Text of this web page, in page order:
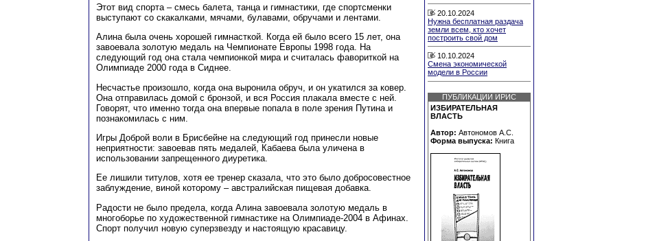
Этот вид спорта – смесь балета, танца и гимнастики, где спортсменки
выступают со скакалками, мячами, булавами, обручами и лентами.
Алина была очень хорошей гимнасткой. Когда ей было всего 15 лет, она
завоевала золотую медаль на Чемпионате Европы 1998 года. На
следующий год она стала чемпионкой мира и считалась фавориткой на
Олимпиаде 2000 года в Сиднее.
Несчастье произошло, когда она выронила обруч, и он укатился за ковер.
Она отправилась домой с бронзой, и вся Россия плакала вместе с ней.
Говорят, что именно тогда она впервые попала в поле зрения Путина и
познакомилась с ним.
Игры Доброй воли в Брисбейне на следующий год принесли новые
неприятности: завоевав пять медалей, Кабаева была уличена в
использовании запрещенного диуретика.
Ее лишили титулов, хотя ее тренер сказала, что это было добросовестное
заблуждение, виной которому – австралийская пищевая добавка.
Радости не было предела, когда Алина завоевала золотую медаль в
многоборье по художественной гимнастике на Олимпиаде-2004 в Афинах.
Спорт получил новую суперзвезду и настоящую красавицу.
20.10.2024
Нужна бесплатная раздача
земли всем, кто хочет
построить свой дом
10.10.2024
Смена экономической
модели в России
ПУБЛИКАЦИИ ИРИС
ИЗБИРАТЕЛЬНАЯ
ВЛАСТЬ
Автор: Автономов А.С.
Форма выпуска: Книга